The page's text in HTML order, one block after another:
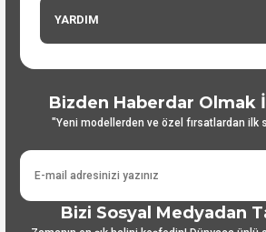
YARDIM
Bizden Haberdar Olmak
"Yeni modellerden ve özel fırsatlardan ilk
Bizi Sosyal Medyadan